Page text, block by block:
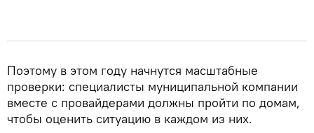
Поэтому в этом году начнутся масштабные
проверки: специалисты муниципальной компании
вместе с провайдерами должны пройти по домам,
чтобы оценить ситуацию в каждом из них.